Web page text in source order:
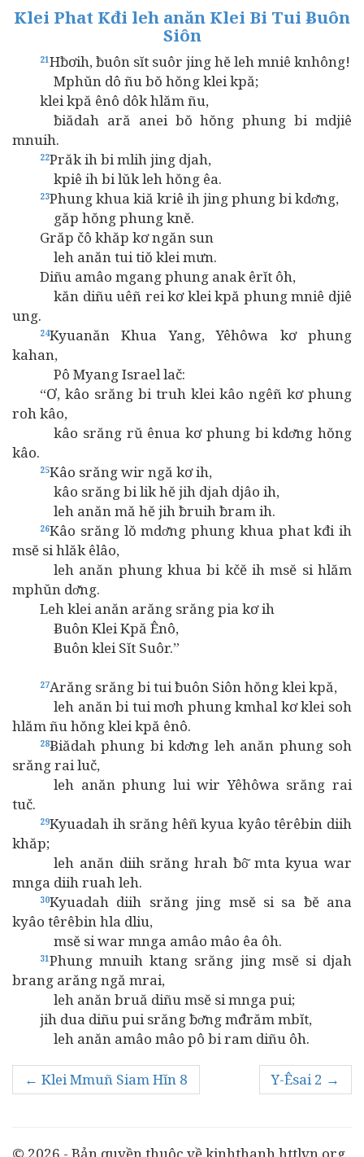
Klei Phat Kđi leh anăn Klei Bi Tui Ƀuôn
Siôn
21Hƀơih, ƀuôn sĭt suôr jing hĕ leh mniê knhông!
Mphŭn dô ñu bŏ hŏng klei kpă;
klei kpă ênô dôk hlăm ñu,
ƀiădah ară anei bŏ hŏng phung bi mdjiê
mnuih.
22Prăk ih bi mlih jing djah,
kpiê ih bi lŭk leh hŏng êa.
23Phung khua kiă kriê ih jing phung bi kdơ̆ng,
găp hŏng phung knĕ.
Grăp čô khăp kơ ngăn sun
leh anăn tui tiŏ klei mưn.
Diñu amâo mgang phung anak êrĭt ôh,
kăn diñu uêñ rei kơ klei kpă phung mniê djiê
ung.
24Kyuanăn Khua Yang, Yêhôwa kơ phung
kahan,
Pô Myang Israel lač:
“Ơ, kâo srăng bi truh klei kâo ngêñ kơ phung
roh kâo,
kâo srăng rŭ ênua kơ phung bi kdơ̆ng hŏng
kâo.
25Kâo srăng wir ngă kơ ih,
kâo srăng bi lik hĕ jih djah djâo ih,
leh anăn mă hĕ jih ƀruih ƀram ih.
26Kâo srăng lŏ mdơ̆ng phung khua phat kđi ih
msĕ si hlăk êlâo,
leh anăn phung khua bi kčĕ ih msĕ si hlăm
mphŭn dơ̆ng.
Leh klei anăn arăng srăng pia kơ ih
Ƀuôn Klei Kpă Ênô,
Ƀuôn klei Sĭt Suôr.”
27Arăng srăng bi tui ƀuôn Siôn hŏng klei kpă,
leh anăn bi tui mơh phung kmhal kơ klei soh
hlăm ñu hŏng klei kpă ênô.
28Ƀiădah phung bi kdơ̆ng leh anăn phung soh
srăng rai luč,
leh anăn phung lui wir Yêhôwa srăng rai
tuč.
29Kyuadah ih srăng hêñ kyua kyâo têrêbin diih
khăp;
leh anăn diih srăng hrah ƀô̆ mta kyua war
mnga diih ruah leh.
30Kyuadah diih srăng jing msĕ si sa ƀĕ ana
kyâo têrêbin hla dliu,
msĕ si war mnga amâo mâo êa ôh.
31Phung mnuih ktang srăng jing msĕ si djah
brang arăng ngă mrai,
leh anăn bruă diñu msĕ si mnga pui;
jih dua diñu pui srăng ƀơ̆ng mđrăm mbĭt,
leh anăn amâo mâo pô bi ram diñu ôh.
← Klei Mmuñ Siam Hĭn 8 Y-Êsai 2 →